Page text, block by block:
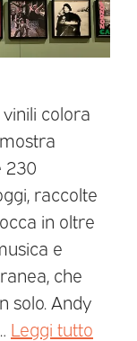
colora
230
raccolte
in oltre
e
che
solo. Andy
Leggi tutto